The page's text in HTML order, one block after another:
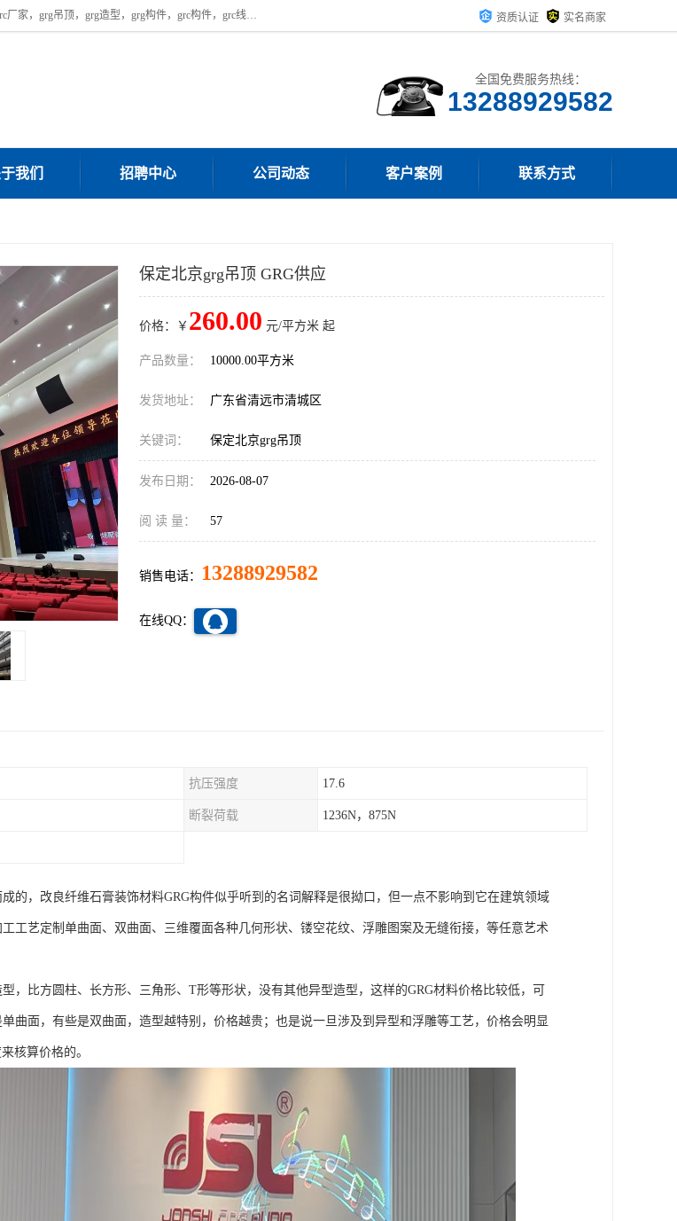
广东饰纪上品建材科技有限公司，主营广东grg厂家,广东grc厂家，grg材料，grc材料，grg厂家，grc厂家，grg吊顶，grg造型，grg构件，grc构件，grc线条，grc构件厂家,，grg材料生产厂家，grg材料定制，uhpc，uhpc厂家，uhpc外墙挂板，uhpc镂空幕墙板，厂房位于广东清远，如果您对我公司的产品服务感兴趣，请联系我们。 资质认证 实名商家
全国免费服务热线：
13288929582
我们 招聘中心 公司动态 客户案例 联系方式
保定北京grg吊顶 GRG供应
价格：￥ 260.00 元/平方米 起
产品数量： 10000.00平方米
发货地址： 广东省清远市清城区
关键词： 保定北京grg吊顶
发布日期： 2026-08-07
阅 读 量： 57
销售电话： 13288929582
在线QQ：
抗压强度 17.6
断裂荷载 1236N，875N
的，改良纤维石膏装饰材料GRG构件似乎听到的名词解释是很拗口，但一点不影响到它在建筑领域
工艺定制单曲面、双曲面、三维覆面各种几何形状、镂空花纹、浮雕图案及无缝衔接，等任意艺术
，比方圆柱、长方形、三角形、T形等形状，没有其他异型造型，这样的GRG材料价格比较低，可
曲面，有些是双曲面，造型越特别，价格越贵；也是说一旦涉及到异型和浮雕等工艺，价格会明显
核算价格的。